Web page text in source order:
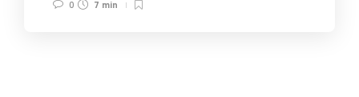
0
7 min